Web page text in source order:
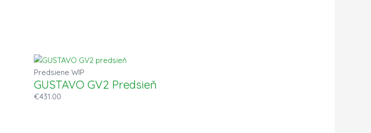
Predsiene WIP
GUSTAVO GV2 Predsieň
€431.00